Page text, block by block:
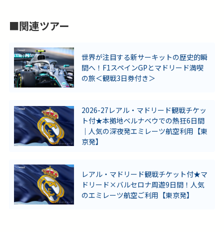
■関連ツアー
世界が注目する新サーキットの歴史的瞬
間へ！F1スペインGPとマドリード満喫
の旅＜観戦3日券付き＞
2026-27レアル・マドリード観戦チケッ
ト付★本拠地ベルナベウでの熱狂6日間
｜人気の深夜発エミレーツ航空利用【東
京発】
レアル・マドリード観戦チケット付★マ
ドリード×バルセロナ周遊9日間！人気
のエミレーツ航空ご利用【東京発】